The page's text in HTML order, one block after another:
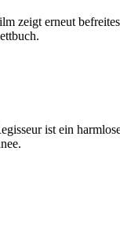
zeigt erneut
ist ein